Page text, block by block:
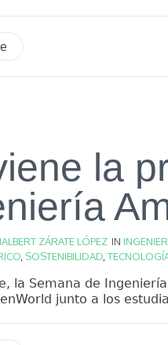
la
ZÁRATE LÓPEZ IN
SOSTENIBILIDAD
la Semana de
junto a los